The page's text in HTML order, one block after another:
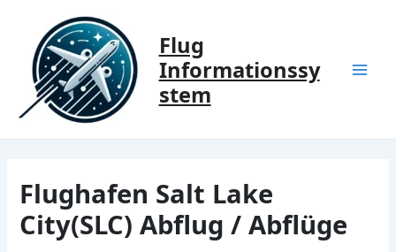
springen
Flug
Informationssy
stem
Flughafen Salt Lake
City(SLC) Abflug / Abflüge